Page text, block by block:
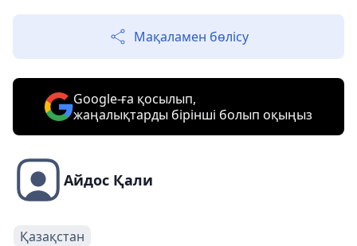
Мақаламен бөлісу
Google-ға қосылып,
жаңалықтарды бірінші болып оқыңыз
Айдос Қали
Қазақстан